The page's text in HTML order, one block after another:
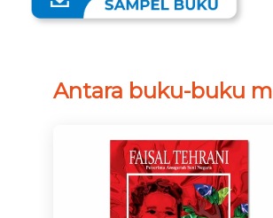
Antara buku-buku